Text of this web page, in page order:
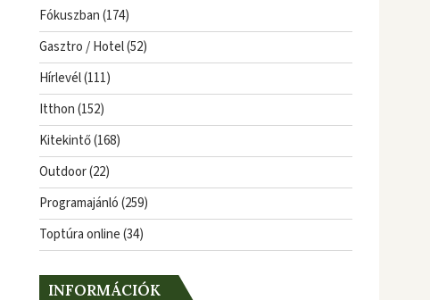
Fókuszban(174)
Gasztro / Hotel(52)
Hírlevél(111)
Itthon(152)
Kitekintő(168)
Outdoor(22)
Programajánló(259)
Toptúra online(34)
INFORMÁCIÓK